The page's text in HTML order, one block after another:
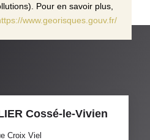
Pour en savoir plus,
www.georisques.gouv.fr/
Cossé-le-Vivien
Croix Viel